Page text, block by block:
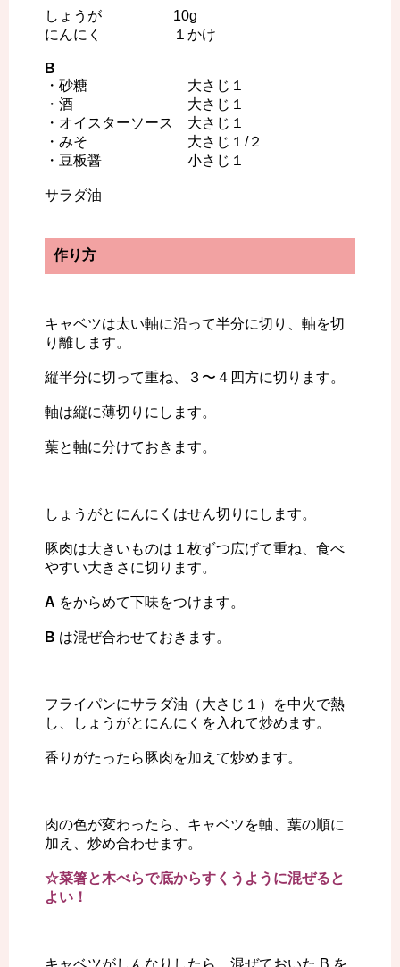
しょうが 10g
にんにく １かけ
B
・砂糖 大さじ１
・酒 大さじ１
・オイスターソース 大さじ１
・みそ 大さじ１/２
・豆板醤 小さじ１
サラダ油
作り方
キャベツは太い軸に沿って半分に切り、軸を切
り離します。
縦半分に切って重ね、３〜４四方に切ります。
軸は縦に薄切りにします。
葉と軸に分けておきます。
しょうがとにんにくはせん切りにします。
豚肉は大きいものは１枚ずつ広げて重ね、食べ
やすい大きさに切ります。
A をからめて下味をつけます。
B は混ぜ合わせておきます。
フライパンにサラダ油（大さじ１）を中火で熱
し、しょうがとにんにくを入れて炒めます。
香りがたったら豚肉を加えて炒めます。
肉の色が変わったら、キャベツを軸、葉の順に
加え、炒め合わせます。
☆菜箸と木べらで底からすくうように混ぜると
よい！